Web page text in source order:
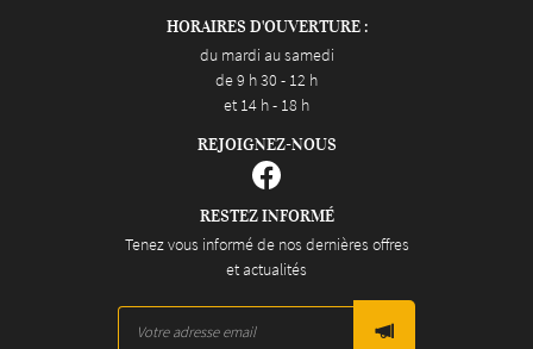
HORAIRES D'OUVERTURE :
du mardi au samedi
de 9 h 30 - 12 h
et 14 h - 18 h
REJOIGNEZ-NOUS
RESTEZ INFORMÉ
Tenez vous informé de nos dernières offres
et actualités